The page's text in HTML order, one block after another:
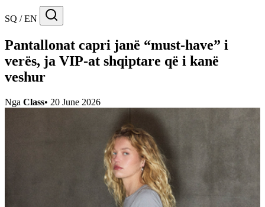
SQ / EN
Pantallonat capri janë “must-have” i
verës, ja VIP-at shqiptare që i kanë
veshur
Nga Class• 20 June 2026